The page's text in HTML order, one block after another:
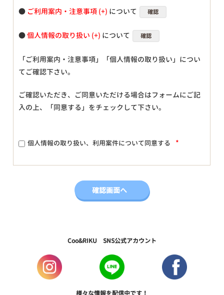
● ご利用案内・注意事項 について 確認
●個人情報の取り扱い について 確認
「ご利用案内・注意事項」「個人情報の取り扱い」につい
てご確認下さい。
ご確認いただき、ご同意いただける場合はフォームにご記
入の上、「同意する」をチェックして下さい。
個人情報の取り扱い、利用案件について同意する *
Coo&RIKU SNS公式アカウント
様々な情報を配信中です！